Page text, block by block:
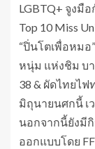
LGBTQ+ จูงมื
Top 10 Miss
“ปิ่นโตเพื่อหมอ
หนุ่ม แห่งชิม บา
38 & ผัดไทยไ
มิถุนายนศกนี้ เ
นอกจากนี้ยังมีกิ
ออกแบบโดย